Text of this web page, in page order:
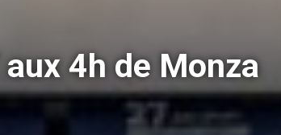
aux 4h de Monza